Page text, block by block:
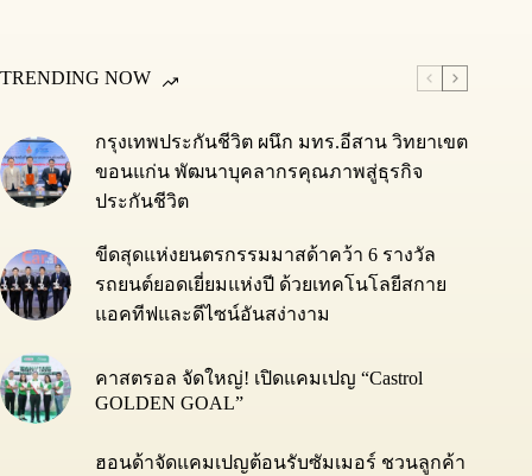
TRENDING NOW
กรุงเทพประกันชีวิต ผนึก มทร.อีสาน วิทยาเขต
ขอนแก่น พัฒนาบุคลากรคุณภาพสู่ธุรกิจ
ประกันชีวิต
ขีดสุดแห่งยนตรกรรมมาสด้าคว้า 6 รางวัล
รถยนต์ยอดเยี่ยมแห่งปี ด้วยเทคโนโลยีสกาย
แอคทีฟและดีไซน์อันสง่างาม
คาสตรอล จัดใหญ่! เปิดแคมเปญ “Castrol
GOLDEN GOAL”
ฮอนด้าจัดแคมเปญต้อนรับซัมเมอร์ ชวนลูกค้า